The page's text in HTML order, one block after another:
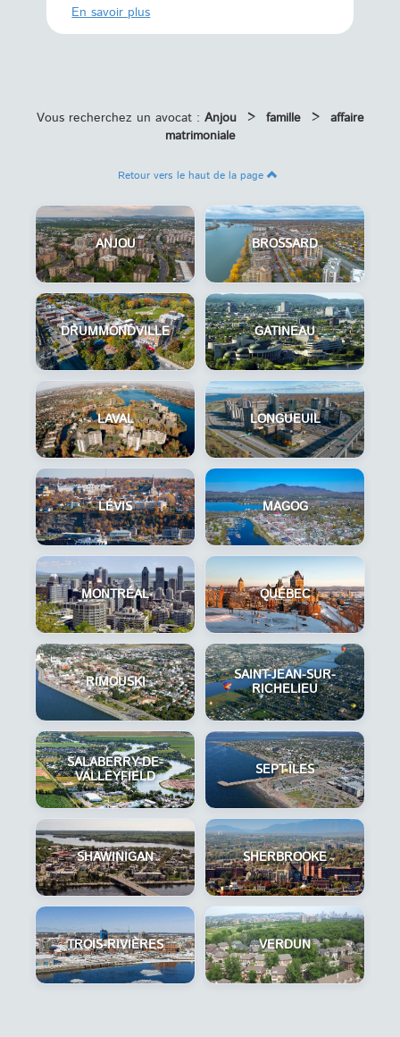
En savoir plus
Vous recherchez un avocat : Anjou > famille >
affaire
matrimoniale
Retour vers le haut de la page
ANJOU BROSSARD
DRUMMONDVILLE GATINEAU
LAVAL LONGUEUIL
LÉVIS MAGOG
MONTRÉAL QUÉBEC
RIMOUSKI
SAINT-JEAN-SUR-
RICHELIEU
SALABERRY-DE-
VALLEYFIELD
SEPT-ÎLES
SHAWINIGAN SHERBROOKE
TROIS-RIVIÈRES VERDUN